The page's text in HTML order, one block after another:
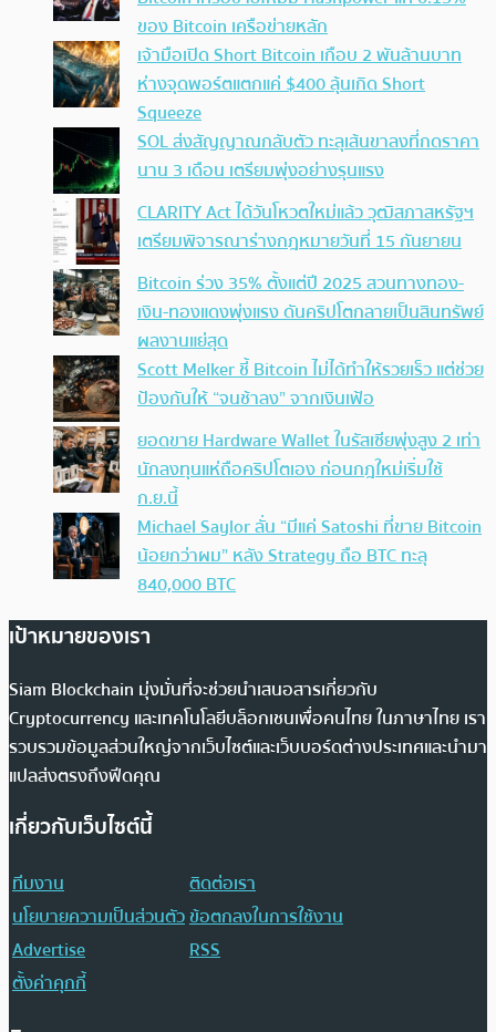
ของ Bitcoin เครือข่ายหลัก
เจ้ามือเปิด Short Bitcoin เกือบ 2 พันล้านบาท
ห่างจุดพอร์ตแตกแค่ $400 ลุ้นเกิด Short
Squeeze
SOL ส่งสัญญาณกลับตัว ทะลุเส้นขาลงที่กดราคา
นาน 3 เดือน เตรียมพุ่งอย่างรุนแรง
CLARITY Act ได้วันโหวตใหม่แล้ว วุฒิสภาสหรัฐฯ
เตรียมพิจารณาร่างกฎหมายวันที่ 15 กันยายน
Bitcoin ร่วง 35% ตั้งแต่ปี 2025 สวนทางทอง-
เงิน-ทองแดงพุ่งแรง ดันคริปโตกลายเป็นสินทรัพย์
ผลงานแย่สุด
Scott Melker ชี้ Bitcoin ไม่ได้ทำให้รวยเร็ว แต่ช่วย
ป้องกันให้ “จนช้าลง” จากเงินเฟ้อ
ยอดขาย Hardware Wallet ในรัสเซียพุ่งสูง 2 เท่า
นักลงทุนแห่ถือคริปโตเอง ก่อนกฎใหม่เริ่มใช้
ก.ย.นี้
Michael Saylor ลั่น “มีแค่ Satoshi ที่ขาย Bitcoin
น้อยกว่าผม” หลัง Strategy ถือ BTC ทะลุ
840,000 BTC
เป้าหมายของเรา
Siam Blockchain มุ่งมั่นที่จะช่วยนำเสนอสารเกี่ยวกับ
Cryptocurrency และเทคโนโลยีบล็อกเชนเพื่อคนไทย ในภาษาไทย เรา
รวบรวมข้อมูลส่วนใหญ่จากเว็บไซต์และเว็บบอร์ดต่างประเทศและนำมา
แปลส่งตรงถึงฟีดคุณ
เกี่ยวกับเว็บไซต์นี้
ทีมงาน
ติดต่อเรา
นโยบายความเป็นส่วนตัวข้อตกลงในการใช้งาน
Advertise
RSS
ตั้งค่าคุกกี้